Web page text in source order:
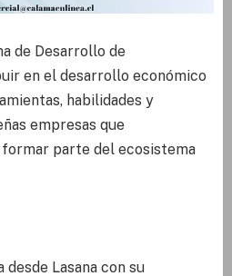
de Desarrollo de
en el desarrollo económico
habilidades y
empresas que
parte del ecosistema
Lasana con su